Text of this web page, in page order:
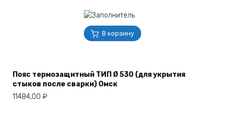
В корзину
Пояс термозащитный ТИП Ø 530 (для укрытия
стыков после сварки) Омск
11484,00 ₽